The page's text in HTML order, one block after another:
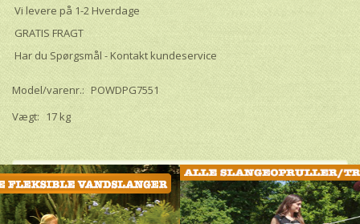
Vi levere på 1-2 Hverdage
GRATIS FRAGT
Har du Spørgsmål - Kontakt kundeservice
Model/varenr.: POWDPG7551
Vægt: 17 kg